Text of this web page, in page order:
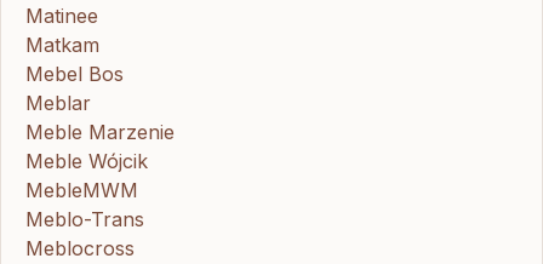
Matinee
Matkam
Mebel Bos
Meblar
Meble Marzenie
Meble Wójcik
MebleMWM
Meblo-Trans
Meblocross